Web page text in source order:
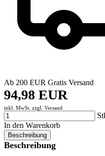
Ab 200 EUR Gratis Versand
94,98 EUR
inkl. MwSt. zzgl. Versand
In den Warenkorb
Beschreibung
Beschreibung